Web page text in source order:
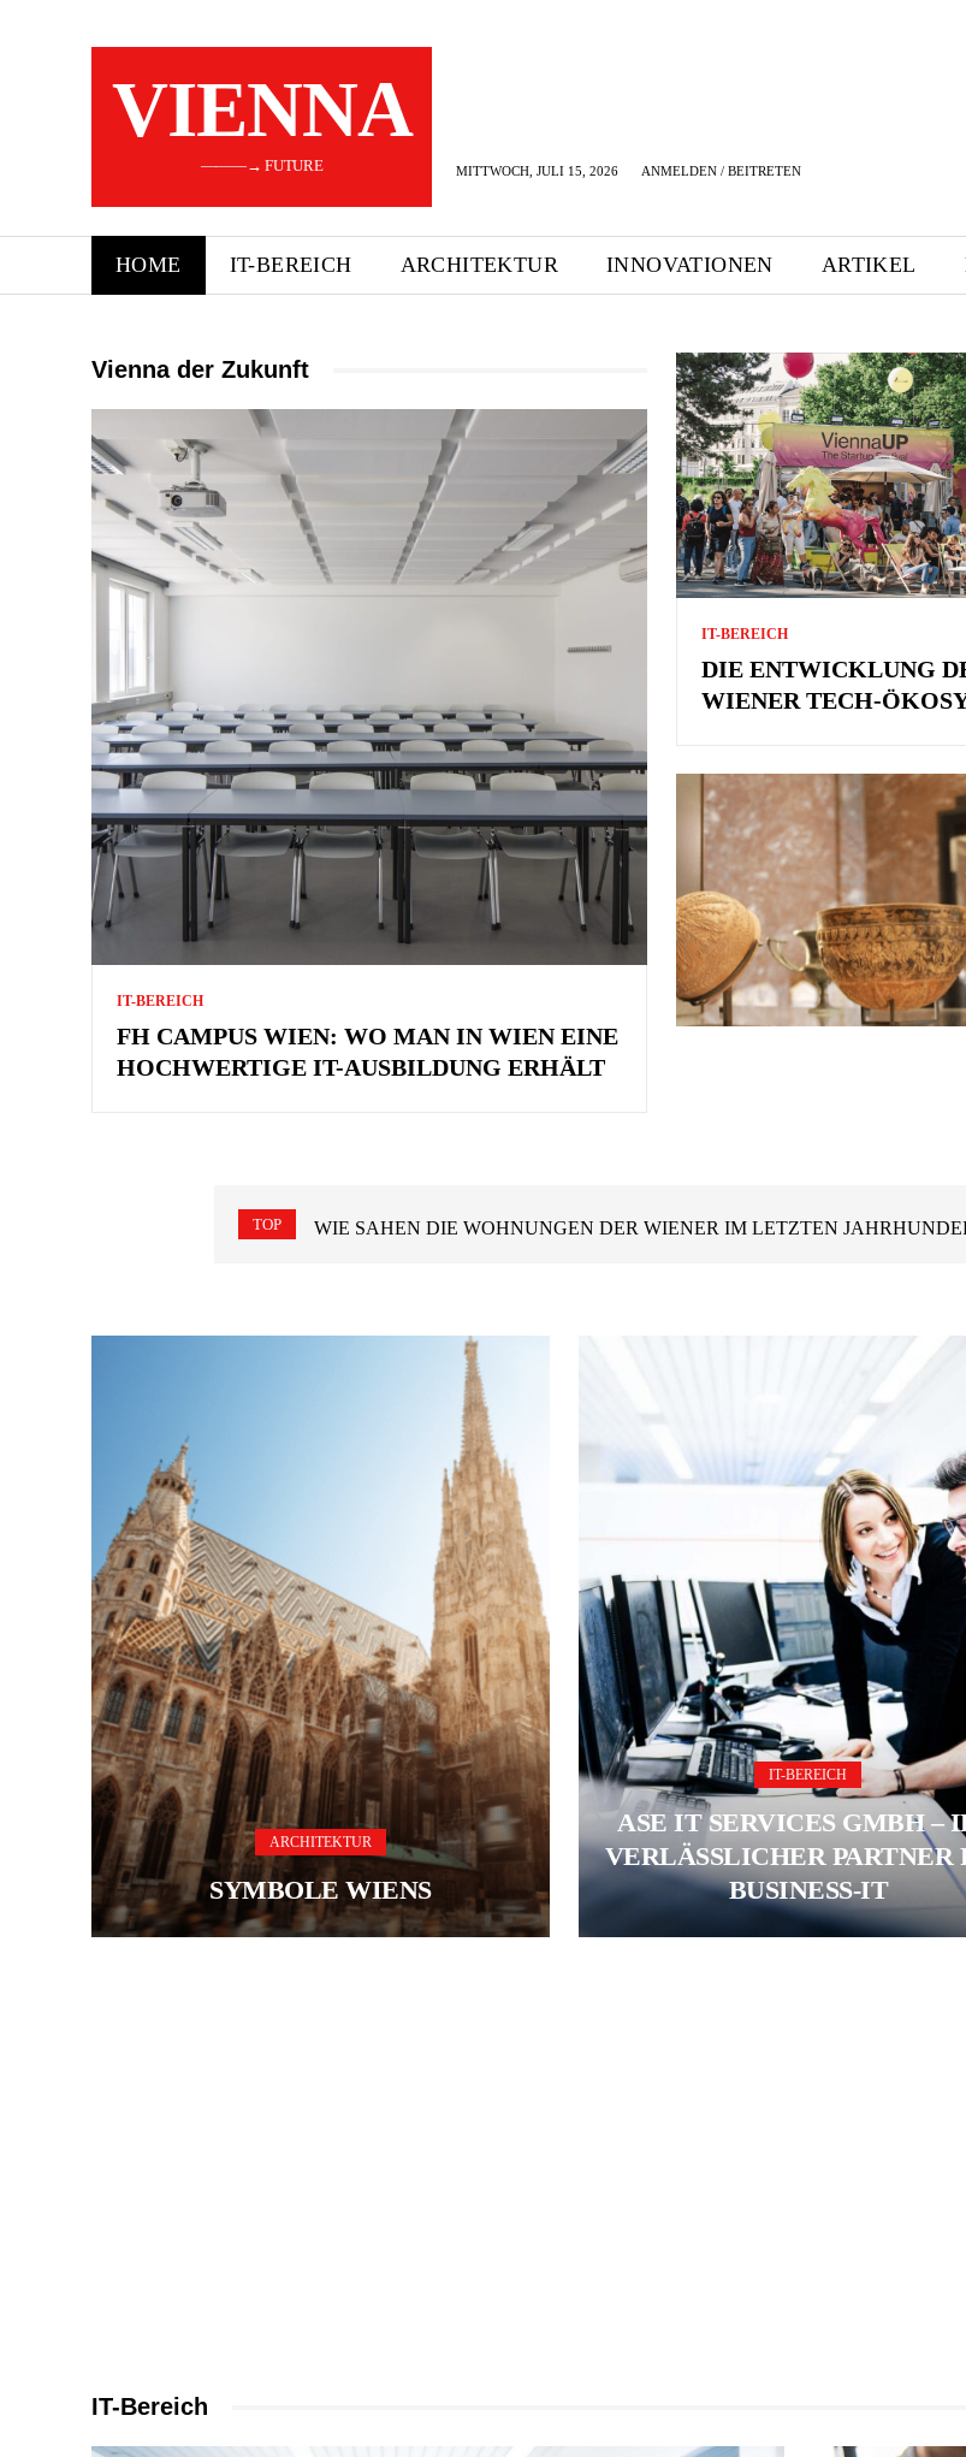
VIENNA
———→ FUTURE MITTWOCH, JULI 15, 2026 ANMELDEN / BEITRETEN
HOME IT-BEREICH ARCHITEKTUR INNOVATIONEN ARTIKEL
Vienna der Zukunft
IT-BEREICH
FH CAMPUS WIEN: WO MAN IN WIEN EINE
HOCHWERTIGE IT-AUSBILDUNG ERHÄLT
IT-BEREICH
DIE ENTWICKLUNG
WIENER TECH-
TOP WIE SAH WIEN VOR 100 JAHREN AUS?
ARCHITEKTUR
SYMBOLE WIENS
IT-BEREICH
ASE IT SERVICES GMBH –
VERLÄSSLICHER PARTNER
BUSINESS-IT
IT-Bereich